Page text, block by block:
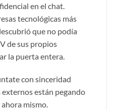
en el chat.
tecnológicas más
que no podía
de sus propios
la puerta entera.
con sinceridad
están pegando
mismo.